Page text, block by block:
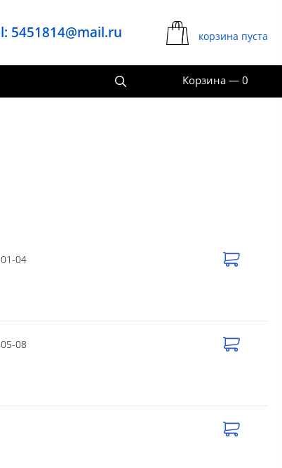
5451814@mail.ru корзина пуста
Корзина — 0
04
08